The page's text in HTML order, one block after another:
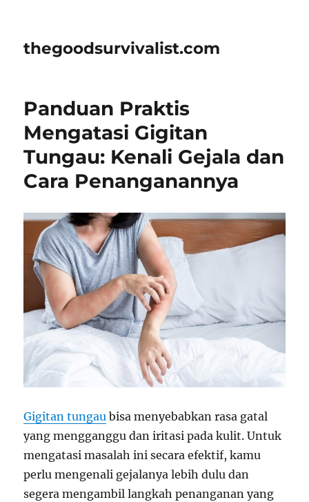
thegoodsurvivalist.com
Panduan Praktis
Mengatasi Gigitan
Tungau: Kenali Gejala dan
Cara Penanganannya
Gigitan tungau bisa menyebabkan rasa gatal
yang mengganggu dan iritasi pada kulit. Untuk
mengatasi masalah ini secara efektif, kamu
perlu mengenali gejalanya lebih dulu dan
segera mengambil langkah penanganan yang